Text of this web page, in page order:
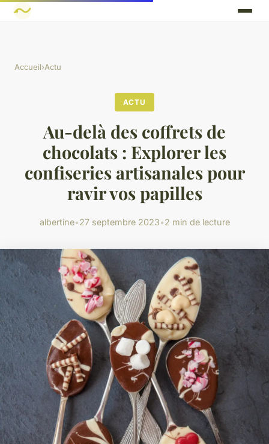
Accueil›Actu
ACTU
Au-delà des coffrets de
chocolats : Explorer les
confiseries artisanales pour
ravir vos papilles
albertine•27 septembre 2023•2 min de lecture